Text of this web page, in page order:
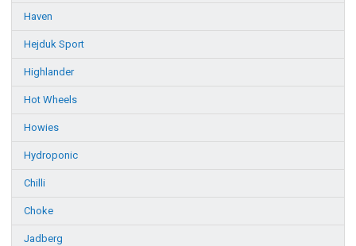
Haven
Hejduk Sport
Highlander
Hot Wheels
Howies
Hydroponic
Chilli
Choke
Jadberg